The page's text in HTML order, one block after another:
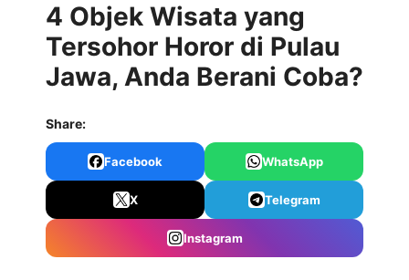
4 Objek Wisata yang
Tersohor Horor di Pulau
Jawa, Anda Berani Coba?
Share:
Facebook WhatsApp
X Telegram
Instagram